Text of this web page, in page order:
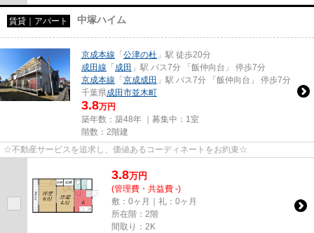
賃貸｜アパート 中塚ハイム
京成本線 「公津の杜 」駅 徒歩20分
成田線 「成田 」駅 バス7分 「飯仲向台」 停歩7分
京成本線 「京成成田 」駅 バス7分 「飯仲向台」 停歩7分
千葉県成田市並木町
3.8万円
築年数：築48年 ｜募集中： 1室
階数：2階建
☆不動産サービスを追求し、価値あるコーディネートをお約束☆
3.8万円
(管理費・共益費 -)
敷：0ヶ月｜礼：0ヶ月
所在階：2階
間取り：2K